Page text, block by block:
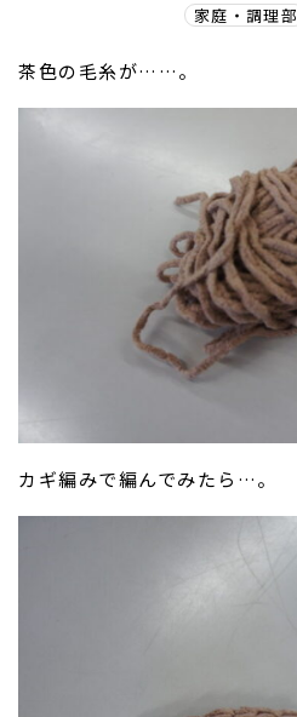
家庭・調理部​
茶色の毛糸が……。
カギ編みで編んでみたら…。